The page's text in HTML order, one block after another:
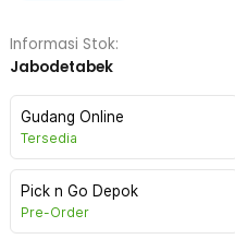
Informasi Stok:
Jabodetabek
Gudang Online
Tersedia
Pick n Go Depok
Pre-Order